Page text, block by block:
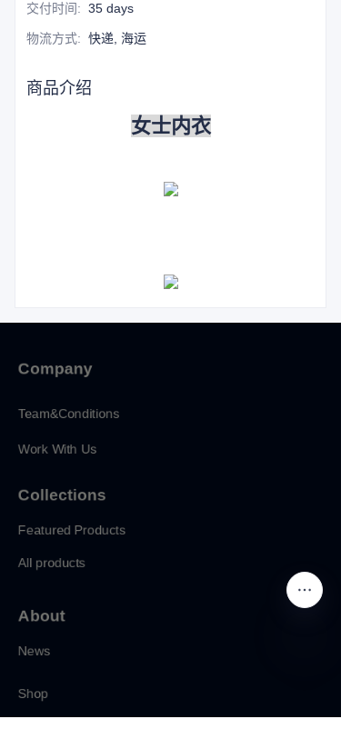
交付时间: 35 days
物流方式: 快递, 海运
商品介绍
女士内衣
Company
Team&Conditions
Work With Us
Collections
Featured Products
All products
About
News
Shop